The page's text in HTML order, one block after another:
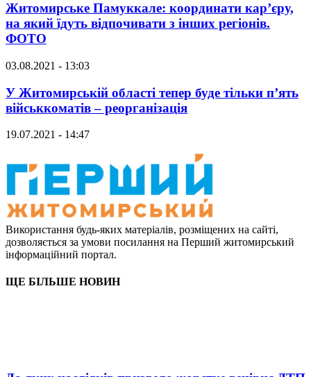
Житомирське Памуккале: координати кар’єру,
на який їдуть відпочивати з інших регіонів.
ФОТО
03.08.2021 - 13:03
У Житомирській області тепер буде тільки п’ять
військкоматів – реорганізація
19.07.2021 - 14:47
Використання будь-яких матеріалів, розміщених на сайті,
дозволяється за умови посилання на Перший житомирський
інформаційний портал.
ЩЕ БІЛЬШЕ НОВИН